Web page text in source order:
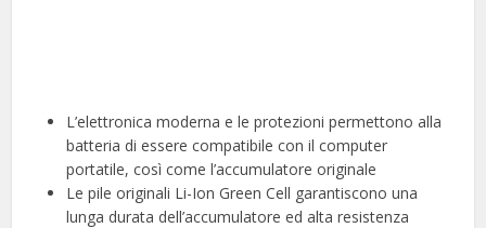
L’elettronica moderna e le protezioni permettono alla
batteria di essere compatibile con il computer
portatile, così come l’accumulatore originale
Le pile originali Li-Ion Green Cell garantiscono una
lunga durata dell’accumulatore ed alta resistenza